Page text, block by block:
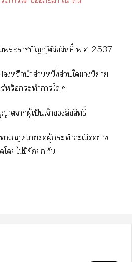
ะาบัญญัติลิขสิทธิ์ พ.ศ. 2537
หรือนำส่วนหนึ่งส่วนในิยาย
หรือกระทำาใ ๆ
ตาผู้เป็นเจ้าลิขสิทธิ์
าต่อผู้กระทำละเมิดอย่าง
โไม่มีข้อยกเว้น